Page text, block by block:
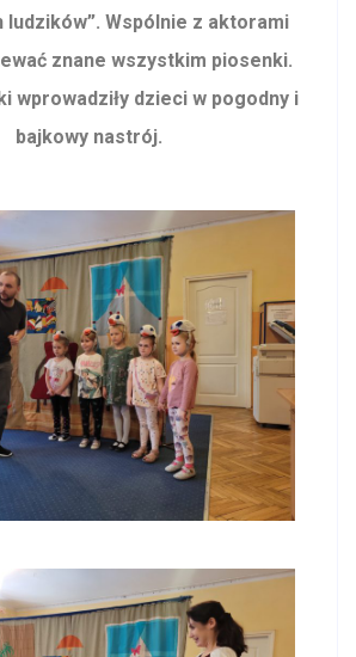
ludzików”. Wspólnie z aktorami
znane wszystkim piosenki.
wprowadziły dzieci w pogodny i
bajkowy nastrój.